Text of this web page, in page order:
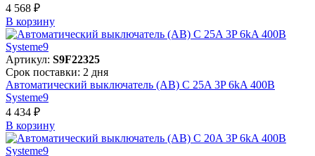
4 568 ₽
В корзинy
Артикул: S9F22325
Срок поставки: 2 дня
Автоматический выключатель (АВ) C 25A 3P 6kA 400В
Systeme9
4 434 ₽
В корзинy